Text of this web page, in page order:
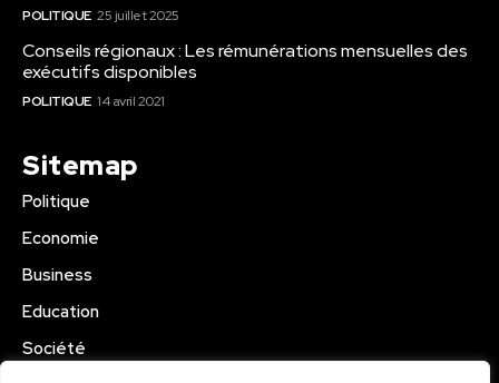
POLITIQUE 25 juillet 2025
Conseils régionaux : Les rémunérations mensuelles des
exécutifs disponibles
POLITIQUE 14 avril 2021
Sitemap
Politique
Economie
Business
Education
Société